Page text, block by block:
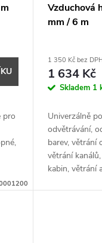
pro
Vzduchová
mm / 6 m
1 350 Kč bez
1 634 Kč
Skladem 1
Univerzálně
odvětrávání,
barev, větrání
větrání
kabin, větrání